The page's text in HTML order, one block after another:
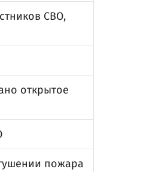
СВО,
открытое
пожара